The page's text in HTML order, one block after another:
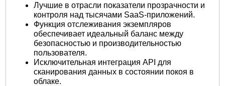
Лучшие в отрасли показатели прозрачности и
контроля над тысячами SaaS-приложений.
Функция отслеживания экземпляров
обеспечивает идеальный баланс между
безопасностью и производительностью
пользователя.
Исключительная интеграция API для
сканирования данных в состоянии покоя в
облаке.